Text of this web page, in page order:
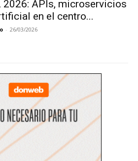
2026: APIs, microservicios
en el centro...
- 26/03/2026